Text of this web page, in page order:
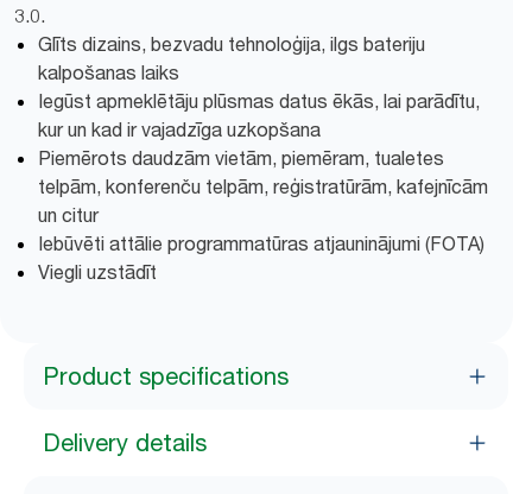
3.0.
Glīts dizains, bezvadu tehnoloģija, ilgs bateriju
kalpošanas laiks
Iegūst apmeklētāju plūsmas datus ēkās, lai parādītu,
kur un kad ir vajadzīga uzkopšana
Piemērots daudzām vietām, piemēram, tualetes
telpām, konferenču telpām, reģistratūrām, kafejnīcām
un citur
Iebūvēti attālie programmatūras atjauninājumi (FOTA)
Viegli uzstādīt
Product specifications
Delivery details